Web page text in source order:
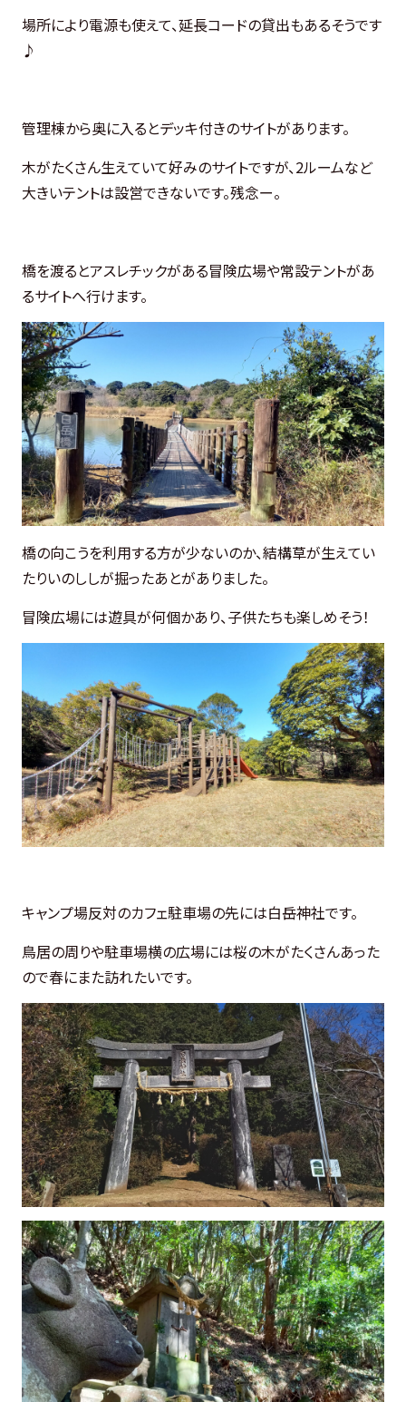
場所により電源も使えて、延長コードの貸出もあるそうです
♪
管理棟から奥に入るとデッキ付きのサイトがあります。
木がたくさん生えていて好みのサイトですが、2ルームなど
大きいテントは設営できないです。残念ー。
橋を渡るとアスレチックがある冒険広場や常設テントがあ
るサイトへ行けます。
橋の向こうを利用する方が少ないのか、結構草が生えてい
たりいのししが掘ったあとがありました。
冒険広場には遊具が何個かあり、子供たちも楽しめそう！
キャンプ場反対のカフェ駐車場の先には白岳神社です。
鳥居の周りや駐車場横の広場には桜の木がたくさんあった
ので春にまた訪れたいです。